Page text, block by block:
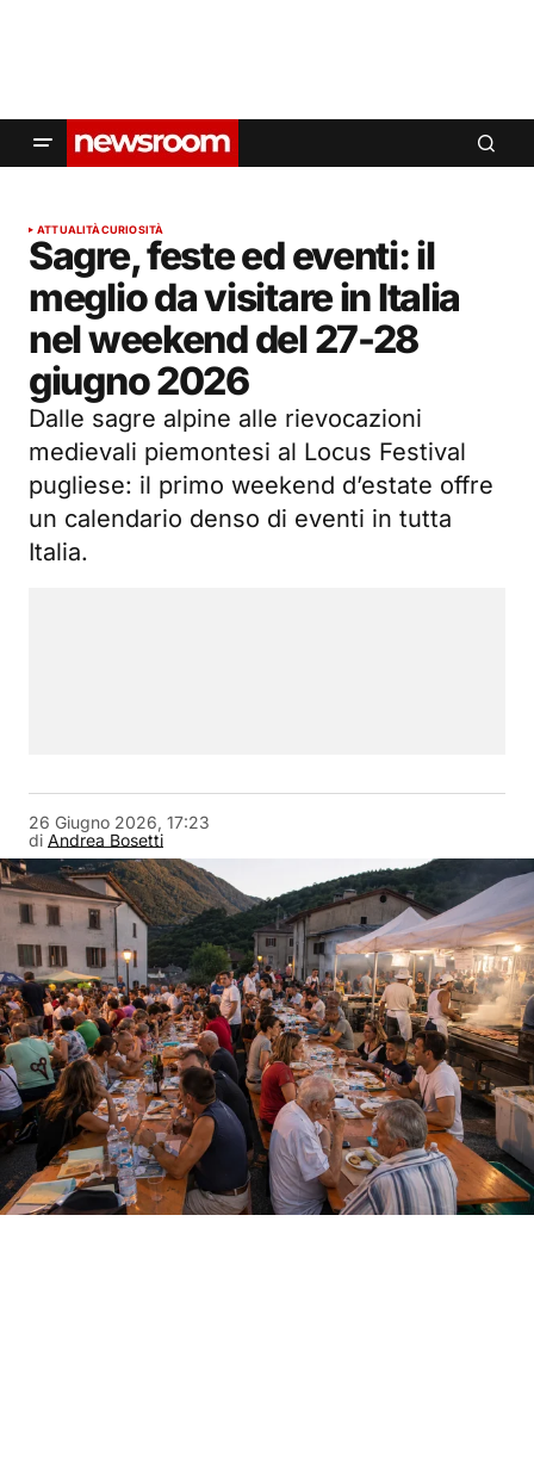
ATTUALITÀCURIOSITÀ
Sagre, feste ed eventi: il
meglio da visitare in Italia
nel weekend del 27-28
giugno 2026
Dalle sagre alpine alle rievocazioni
medievali piemontesi al Locus Festival
pugliese: il primo weekend d’estate offre
un calendario denso di eventi in tutta
Italia.
di Andrea Bosetti
26 Giugno 2026, 17:23